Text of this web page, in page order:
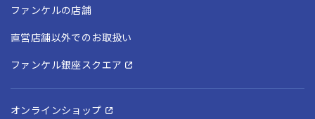
ファンケルの店舗
直営店舗以外でのお取扱い
ファンケル銀座スクエア
オンラインショップ